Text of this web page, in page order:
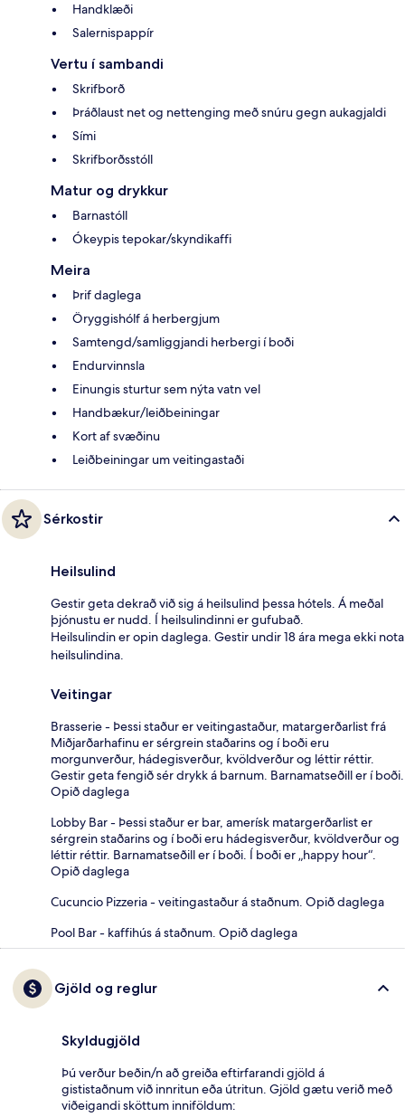
Handklæði
Salernispappír
Vertu í sambandi
Skrifborð
Þráðlaust net og nettenging með snúru gegn aukagjaldi
Sími
Skrifborðsstóll
Matur og drykkur
Barnastóll
Ókeypis tepokar/skyndikaffi
Meira
Þrif daglega
Öryggishólf á herbergjum
Samtengd/samliggjandi herbergi í boði
Endurvinnsla
Einungis sturtur sem nýta vatn vel
Handbækur/leiðbeiningar
Kort af svæðinu
Leiðbeiningar um veitingastaði
Sérkostir
Heilsulind
Gestir geta dekrað við sig á heilsulind þessa hótels. Á meðal
þjónustu er nudd. Í heilsulindinni er gufubað.
Heilsulindin er opin daglega. Gestir undir 18 ára mega ekki nota
heilsulindina.
Veitingar
Brasserie - Þessi staður er veitingastaður, matargerðarlist frá
Miðjarðarhafinu er sérgrein staðarins og í boði eru
morgunverður, hádegisverður, kvöldverður og léttir réttir.
Gestir geta fengið sér drykk á barnum. Barnamatseðill er í boði.
Opið daglega
Lobby Bar - Þessi staður er bar, amerísk matargerðarlist er
sérgrein staðarins og í boði eru hádegisverður, kvöldverður og
léttir réttir. Barnamatseðill er í boði. Í boði er „happy hour“.
Opið daglega
Cucuncio Pizzeria - veitingastaður á staðnum. Opið daglega
Pool Bar - kaffihús á staðnum. Opið daglega
Gjöld og reglur
Skyldugjöld
Þú verður beðin/n að greiða eftirfarandi gjöld á
gististaðnum við innritun eða útritun. Gjöld gætu verið með
viðeigandi sköttum inniföldum: